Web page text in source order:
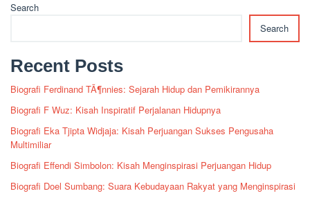
Search
Search
Recent Posts
Biografi Ferdinand TÃ¶nnies: Sejarah Hidup dan Pemikirannya
Biografi F Wuz: Kisah Inspiratif Perjalanan Hidupnya
Biografi Eka Tjipta Widjaja: Kisah Perjuangan Sukses Pengusaha
Multimiliar
Biografi Effendi Simbolon: Kisah Menginspirasi Perjuangan Hidup
Biografi Doel Sumbang: Suara Kebudayaan Rakyat yang Menginspirasi